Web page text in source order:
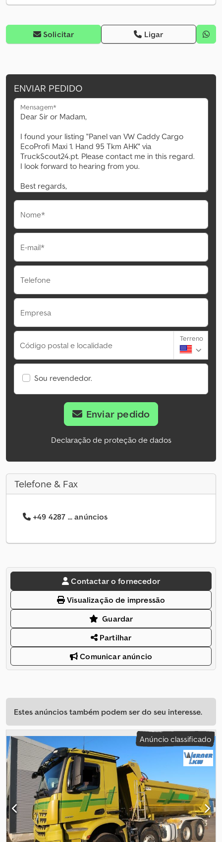
Solicitar Ligar
ENVIAR PEDIDO
Mensagem*
Nome*
E-mail*
Telefone
Empresa
Código postal e localidade
Terreno
Sou revendedor.
Enviar pedido
Declaração de proteção de dados
Telefone & Fax
+49 4287 ... anúncios
Contactar o fornecedor
Visualização de impressão
Guardar
Partilhar
Comunicar anúncio
Estes anúncios também podem ser do seu interesse.
Anúncio classificado